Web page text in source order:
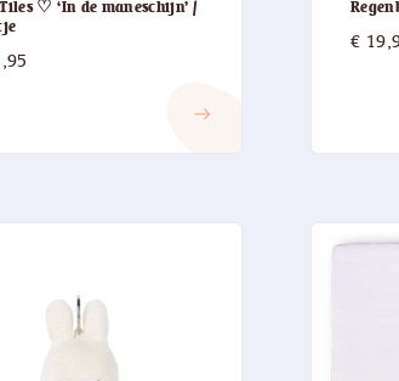
♡ ‘In de maneschijn’ /
east
€